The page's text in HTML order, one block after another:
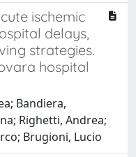
ischemic
delays,
strategies.
hospital
Bandiera,
Righetti, Andrea;
Brugioni, Lucio